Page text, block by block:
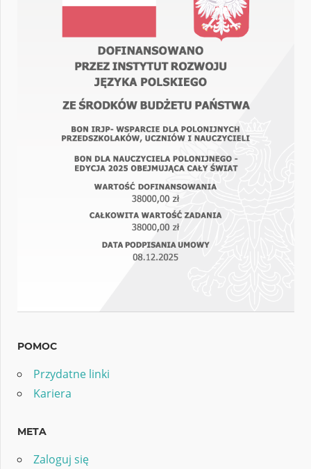
POMOC
Przydatne linki
Kariera
META
Zaloguj się